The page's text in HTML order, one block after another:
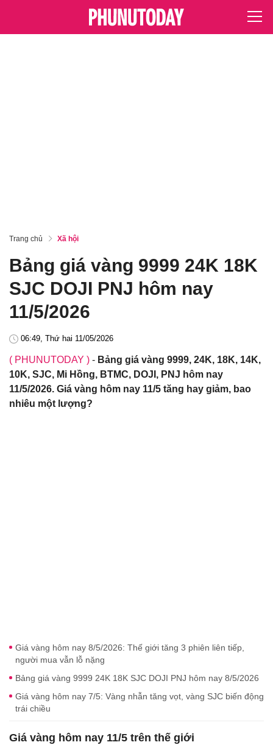
Trang chủ Xã hội
Bảng giá vàng 9999 24K 18K
SJC DOJI PNJ hôm nay
11/5/2026
06:49, Thứ hai 11/05/2026
( PHUNUTODAY ) - Bảng giá vàng 9999, 24K, 18K, 14K,
10K, SJC, Mi Hồng, BTMC, DOJI, PNJ hôm nay
11/5/2026. Giá vàng hôm nay 11/5 tăng hay giảm, bao
nhiêu một lượng?
Giá vàng hôm nay 8/5/2026: Thế giới tăng 3 phiên liên tiếp,
người mua vẫn lỗ nặng
Bảng giá vàng 9999 24K 18K SJC DOJI PNJ hôm nay 8/5/2026
Giá vàng hôm nay 7/5: Vàng nhẫn tăng vọt, vàng SJC biến động
trái chiều
Giá vàng hôm nay 11/5 trên thế giới